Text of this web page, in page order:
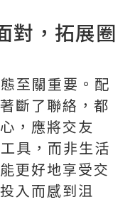
對，拓展圈
至關重要。配
斷了聯絡，都
，應將交友
具，而非生活
更好地享受交
入而感到沮